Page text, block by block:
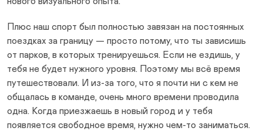
Плюс наш спорт был полностью завязан на постоянных
поездках за границу — просто потому, что ты зависишь
от парков, в которых тренируешься. Если не ездишь, у
тебя не будет нужного уровня. Поэтому мы всё время
путешествовали. И из-за того, что я почти ни с кем не
общалась в команде, очень много времени проводила
одна. Когда приезжаешь в новый город и у тебя
появляется свободное время, нужно чем-то заниматься.